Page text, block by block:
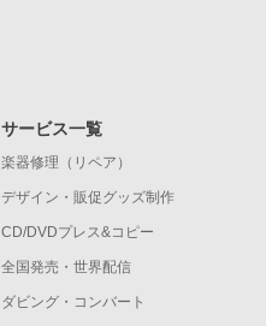
サービス一覧
楽器修理（リペア）
デザイン・販促グッズ制作
CD/DVDプレス&コピー
全国発売・世界配信
ダビング・コンバート